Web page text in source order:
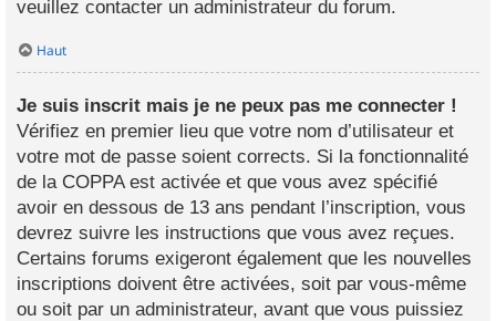
veuillez contacter un administrateur du forum.
Haut
Je suis inscrit mais je ne peux pas me connecter !
Vérifiez en premier lieu que votre nom d’utilisateur et
votre mot de passe soient corrects. Si la fonctionnalité
de la COPPA est activée et que vous avez spécifié
avoir en dessous de 13 ans pendant l’inscription, vous
devrez suivre les instructions que vous avez reçues.
Certains forums exigeront également que les nouvelles
inscriptions doivent être activées, soit par vous-même
ou soit par un administrateur, avant que vous puissiez